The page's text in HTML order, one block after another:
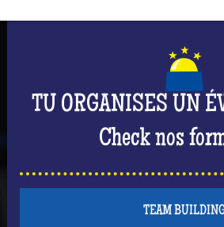
TU ORGANISES UN
Check nos
TEAM